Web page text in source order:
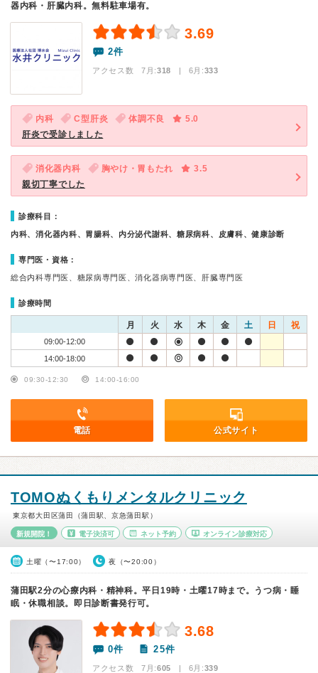
器内科・肝臓内科。無料駐車場有。
3.69
2件
アクセス数 7月:318 | 6月:333
内科 C型肝炎 体調不良
5.0
肝炎で受診しました
消化器内科 胸やけ・胃もたれ
3.5
親切丁寧でした
診療科目：
内科、消化器内科、胃腸科、内分泌代謝科、糖尿病科、皮膚科、健康診断
専門医・資格：
総合内科専門医、糖尿病専門医、消化器病専門医、肝臓専門医
診療時間
月 火 水 木 金 土 日 祝
09:00-12:00
14:00-18:00
09:30-12:30 14:00-16:00
電話 公式サイト
TOMOぬくもりメンタルクリニック
東京都大田区蒲田（蒲田駅、京急蒲田駅）
新規開院！ 電子決済可 ネット予約 オンライン診療対応
土曜（〜17:00） 夜（〜20:00）
蒲田駅2分の心療内科・精神科。平日19時・土曜17時まで。うつ病・睡
眠・休職相談。即日診断書発行可。
3.68
0件 25件
アクセス数 7月:605 | 6月:339